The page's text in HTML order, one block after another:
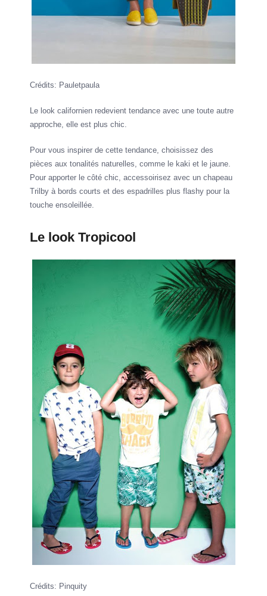
Crédits: Pauletpaula
Le look californien redevient tendance avec une toute autre
approche, elle est plus chic.
Pour vous inspirer de cette tendance, choisissez des
pièces aux tonalités naturelles, comme le kaki et le jaune.
Pour apporter le côté chic, accessoirisez avec un chapeau
Trilby à bords courts et des espadrilles plus flashy pour la
touche ensoleillée.
Le look Tropicool
Crédits: Pinquity